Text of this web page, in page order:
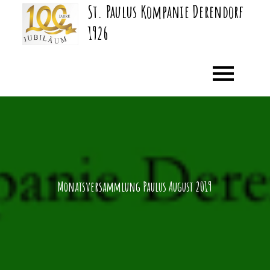
content
St. Paulus Kompanie Derendorf
1926
Monatsversammlung Paulus August 2019